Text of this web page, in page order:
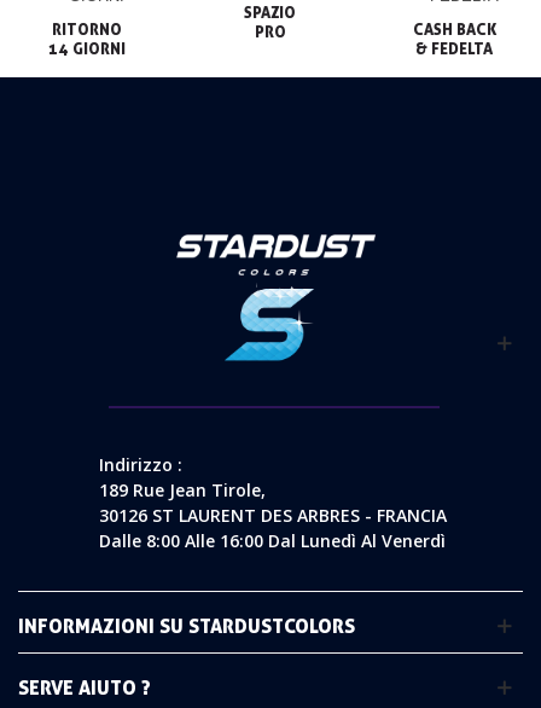
RITORNO
14 GIORNI
SPAZIO
PRO
CASH BACK
& FEDELTA
Indirizzo :
189 Rue Jean Tirole,
30126 ST LAURENT DES ARBRES - FRANCIA
Dalle 8:00 Alle 16:00 Dal Lunedì Al Venerdì
INFORMAZIONI SU STARDUSTCOLORS
SERVE AIUTO ?